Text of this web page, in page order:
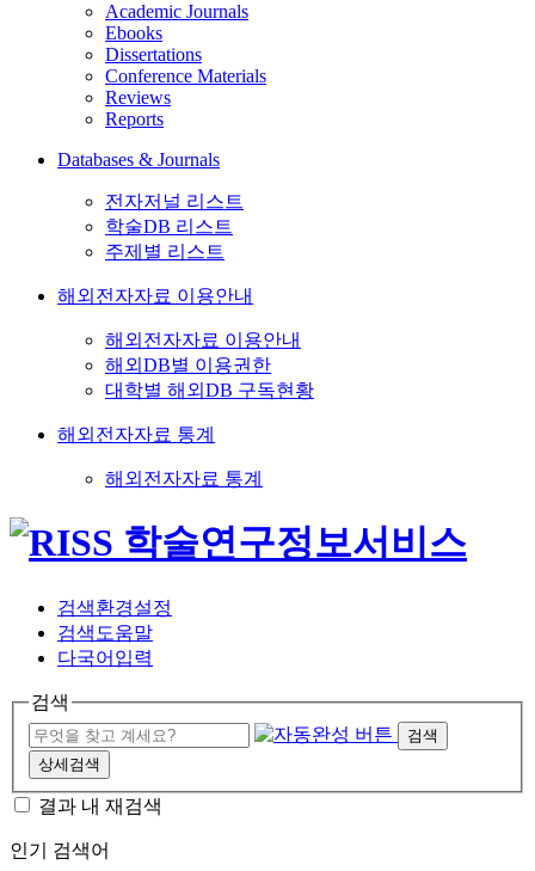
Academic Journals
Ebooks
Dissertations
Conference Materials
Reviews
Reports
Databases & Journals
전자저널 리스트
학술DB 리스트
주제별 리스트
해외전자자료 이용안내
해외전자자료 이용안내
해외DB별 이용권한
대학별 해외DB 구독현황
해외전자자료 통계
해외전자자료 통계
검색환경설정
검색도움말
다국어입력
검색
검색
상세검색
결과 내 재검색
인기 검색어